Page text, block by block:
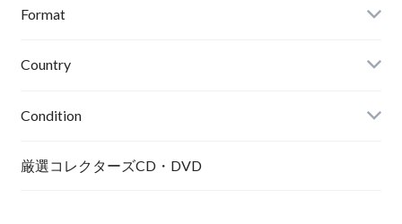
Format
Country
Condition
厳選コレクターズCD・DVD